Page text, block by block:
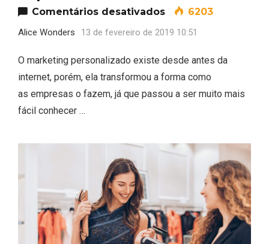
Comentários desativadosem Marketing
6203
Alice Wonders 13 de fevereiro de 2019 10:51
O marketing personalizado existe desde antes da
internet, porém, ela transformou a forma como
as empresas o fazem, já que passou a ser muito mais
fácil conhecer …